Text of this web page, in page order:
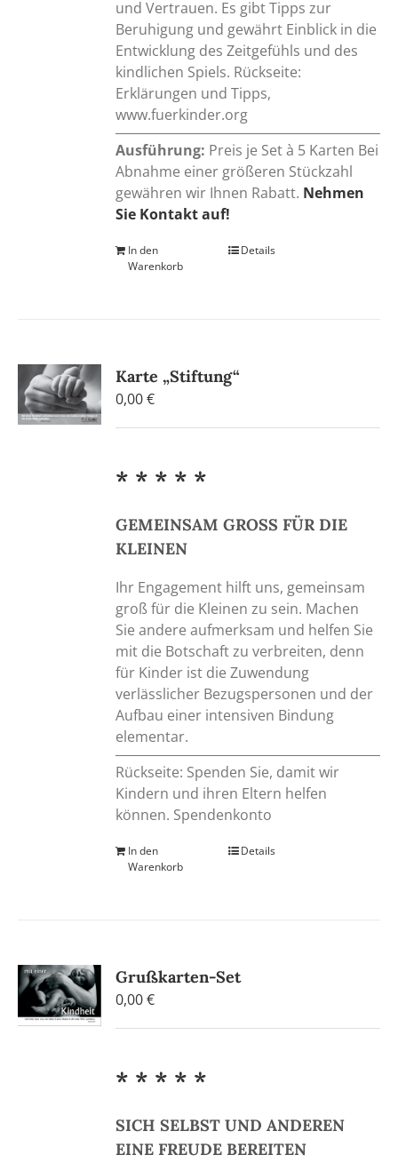
und Vertrauen. Es gibt Tipps zur
Beruhigung und gewährt Einblick in die
Entwicklung des Zeitgefühls und des
kindlichen Spiels. Rückseite:
Erklärungen und Tipps,
www.fuerkinder.org
Ausführung: Preis je Set à 5 Karten Bei
Abnahme einer größeren Stückzahl
gewähren wir Ihnen Rabatt. Nehmen
Sie Kontakt auf!
In den
Warenkorb
Details
Karte „Stiftung“
0,00€
* * * * *
GEMEINSAM GROSS FÜR DIE
KLEINEN
Ihr Engagement hilft uns, gemeinsam
groß für die Kleinen zu sein. Machen
Sie andere aufmerksam und helfen Sie
mit die Botschaft zu verbreiten, denn
für Kinder ist die Zuwendung
verlässlicher Bezugspersonen und der
Aufbau einer intensiven Bindung
elementar.
Rückseite: Spenden Sie, damit wir
Kindern und ihren Eltern helfen
können. Spendenkonto
In den
Warenkorb
Details
Grußkarten-Set
0,00€
* * * * *
SICH SELBST UND ANDEREN
EINE FREUDE BEREITEN